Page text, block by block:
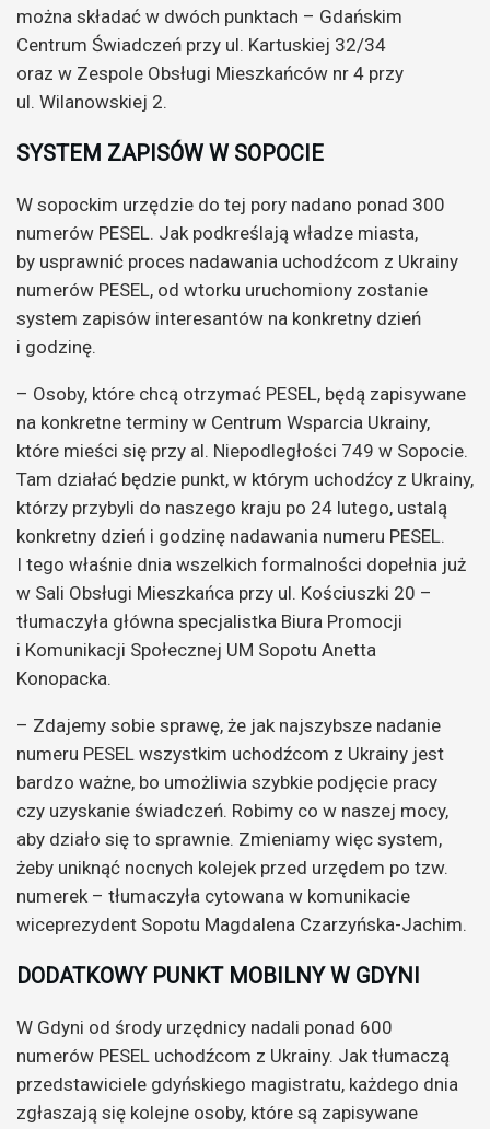
można składać w dwóch punktach – Gdańskim
Centrum Świadczeń przy ul. Kartuskiej 32/34
oraz w Zespole Obsługi Mieszkańców nr 4 przy
ul. Wilanowskiej 2.
SYSTEM ZAPISÓW W SOPOCIE
W sopockim urzędzie do tej pory nadano ponad 300
numerów PESEL. Jak podkreślają władze miasta,
by usprawnić proces nadawania uchodźcom z Ukrainy
numerów PESEL, od wtorku uruchomiony zostanie
system zapisów interesantów na konkretny dzień
i godzinę.
– Osoby, które chcą otrzymać PESEL, będą zapisywane
na konkretne terminy w Centrum Wsparcia Ukrainy,
które mieści się przy al. Niepodległości 749 w Sopocie.
Tam działać będzie punkt, w którym uchodźcy z Ukrainy,
którzy przybyli do naszego kraju po 24 lutego, ustalą
konkretny dzień i godzinę nadawania numeru PESEL.
I tego właśnie dnia wszelkich formalności dopełnia już
w Sali Obsługi Mieszkańca przy ul. Kościuszki 20 –
tłumaczyła główna specjalistka Biura Promocji
i Komunikacji Społecznej UM Sopotu Anetta
Konopacka.
– Zdajemy sobie sprawę, że jak najszybsze nadanie
numeru PESEL wszystkim uchodźcom z Ukrainy jest
bardzo ważne, bo umożliwia szybkie podjęcie pracy
czy uzyskanie świadczeń. Robimy co w naszej mocy,
aby działo się to sprawnie. Zmieniamy więc system,
żeby uniknąć nocnych kolejek przed urzędem po tzw.
numerek – tłumaczyła cytowana w komunikacie
wiceprezydent Sopotu Magdalena Czarzyńska-Jachim.
DODATKOWY PUNKT MOBILNY W GDYNI
W Gdyni od środy urzędnicy nadali ponad 600
numerów PESEL uchodźcom z Ukrainy. Jak tłumaczą
przedstawiciele gdyńskiego magistratu, każdego dnia
zgłaszają się kolejne osoby, które są zapisywane